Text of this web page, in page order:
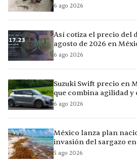
6 ago 2026
Así cotiza el precio del
agosto de 2026 en
6 ago 2026
Suzuki Swift precio en
que combina agilidad y
6 ago 2026
México lanza plan
invasión del sargazo en
5 ago 2026